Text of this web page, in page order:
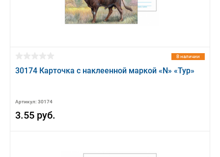
В наличии
30174 Карточка с наклеенной маркой «N» «Тур»
Артикул: 30174
3.55 руб.